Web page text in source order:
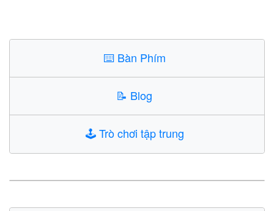
⌨️ Bàn Phím
📝 Blog
🕹️Trò chơi tập trung